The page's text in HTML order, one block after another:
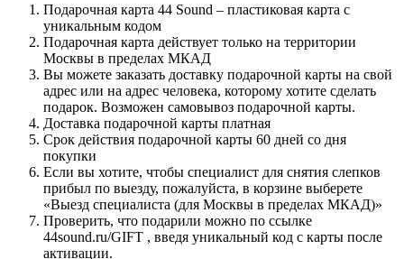
Подарочная карта 44 Sound – пластиковая карта с
уникальным кодом
Подарочная карта действует только на территории
Москвы в пределах МКАД
Вы можете заказать доставку подарочной карты на свой
адрес или на адрес человека, которому хотите сделать
подарок. Возможен самовывоз подарочной карты.
Доставка подарочной карты платная
Срок действия подарочной карты 60 дней со дня
покупки
Если вы хотите, чтобы специалист для снятия слепков
прибыл по выезду, пожалуйста, в корзине выберете
«Выезд специалиста (для Москвы в пределах МКАД)»
Проверить, что подарили можно по ссылке
44sound.ru/GIFT , введя уникальный код с карты после
активации.